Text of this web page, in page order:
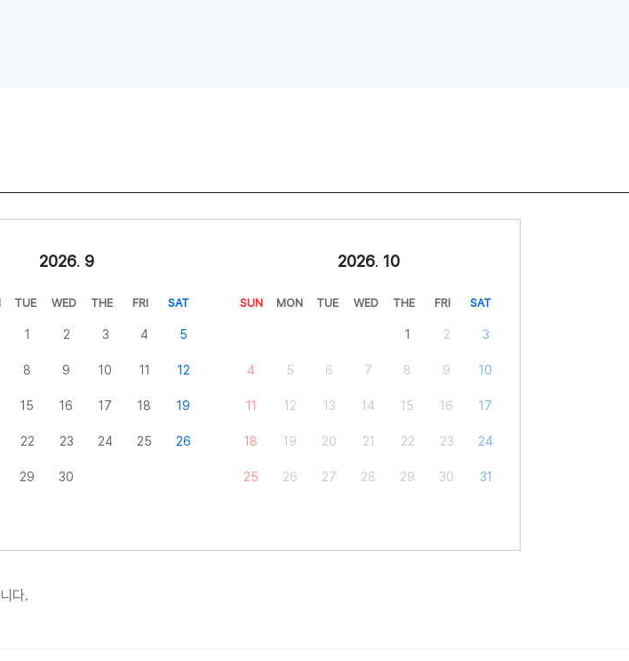
2026. 9
TUE WED THE FRI SAT
1 2 3 4 5
8 9 10 11 12
15 16 17 18 19
22 23 24 25 26
29 30
2026. 10
SUN MON TUE WED THE FRI SAT
1 2 3
4 5 6 7 8 9 10
11 12 13 14 15 16 17
18 19 20 21 22 23 24
25 26 27 28 29 30 31
다.